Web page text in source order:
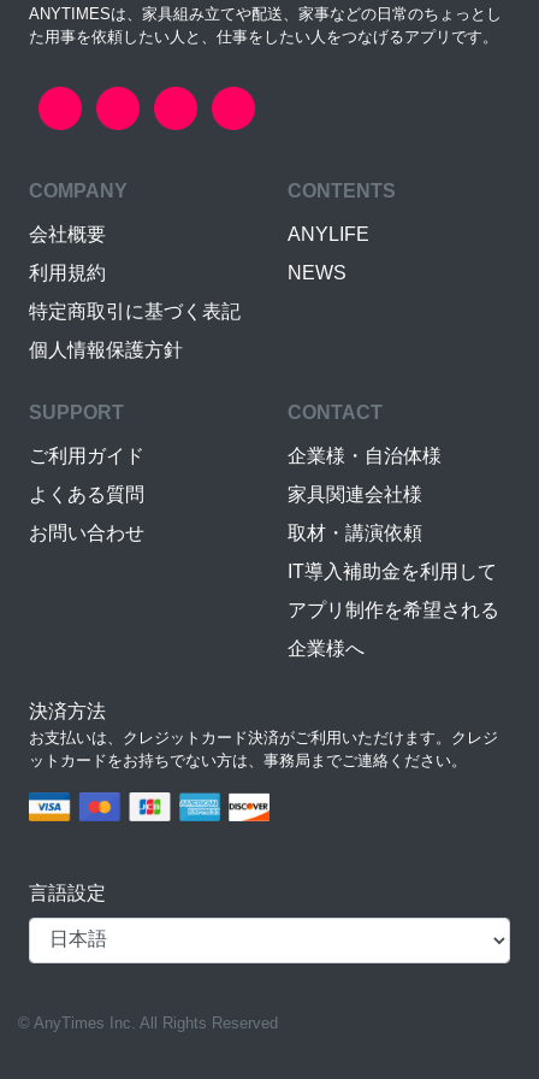
ANYTIMESは、家具組み立てや配送、家事などの日常のちょっとし
た用事を依頼したい人と、仕事をしたい人をつなげるアプリです。
COMPANY
会社概要
利用規約
特定商取引に基づく表記
個人情報保護方針
CONTENTS
ANYLIFE
NEWS
SUPPORT
ご利用ガイド
よくある質問
お問い合わせ
CONTACT
企業様・自治体様
家具関連会社様
取材・講演依頼
IT導入補助金を利用して
アプリ制作を希望される
企業様へ
決済方法
お支払いは、クレジットカード決済がご利用いただけます。クレジ
ットカードをお持ちでない方は、事務局までご連絡ください。
言語設定
© AnyTimes Inc. All Rights Reserved